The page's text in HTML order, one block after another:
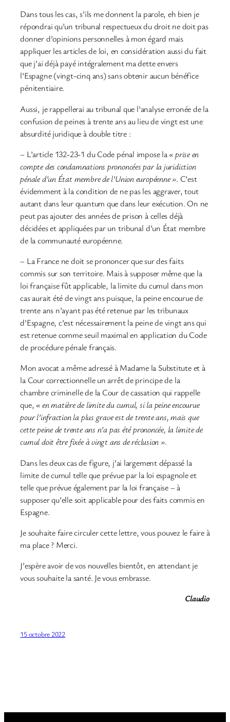
Dans tous les cas, s’ils me donnent la parole, eh bien je
répondrai qu’un tribunal respectueux du droit ne doit pas
donner d’opinions personnelles à mon égard mais
appliquer les articles de loi, en considération aussi du fait
que j’ai déjà payé intégralement ma dette envers
l’Espagne (vingt-cinq ans) sans obtenir aucun bénéfice
pénitentiaire.
Aussi, je rappellerai au tribunal que l’analyse erronée de la
confusion de peines à trente ans au lieu de vingt est une
absurdité juridique à double titre :
– L’article 132-23-1 du Code pénal impose la« prise en
compte des condamnations prononcées par la juridiction
pénale d’un État membre de l’Union européenne ». C’est
évidemment à la condition de ne pas les aggraver, tout
autant dans leur quantum que dans leur exécution. On ne
peut pas ajouter des années de prison à celles déjà
décidées et appliquées par un tribunal d’un État membre
de la communauté européenne.
– La France ne doit se prononcer que sur des faits
commis sur son territoire. Mais à supposer même que la
loi française fût applicable, la limite du cumul dans mon
cas aurait été de vingt ans puisque, la peine encourue de
trente ans n’ayant pas été retenue par les tribunaux
d’Espagne, c’est nécessairement la peine de vingt ans qui
est retenue comme seuil maximal en application du Code
de procédure pénale français.
Mon avocat a même adressé à Madame la Substitute et à
la Cour correctionnelle un arrêt de principe de la
chambre criminelle de la Cour de cassation qui rappelle
que, « en matière de limite du cumul, si la peine encourue
pour l’infraction la plus grave est de trente ans, mais que
cette peine de trente ans n’a pas été prononcée, la limite de
cumul doit être fixée à vingt ans de réclusion ».
Dans les deux cas de figure, j’ai largement dépassé la
limite de cumul telle que prévue par la loi espagnole et
telle que prévue également par la loi française – à
supposer qu’elle soit applicable pour des faits commis en
Espagne.
Je souhaite faire circuler cette lettre, vous pouvez le faire à
ma place ? Merci.
J’espère avoir de vos nouvelles bientôt, en attendant je
vous souhaite la santé. Je vous embrasse.
Claudio
15 octobre 2022